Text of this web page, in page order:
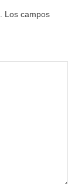
Los campos